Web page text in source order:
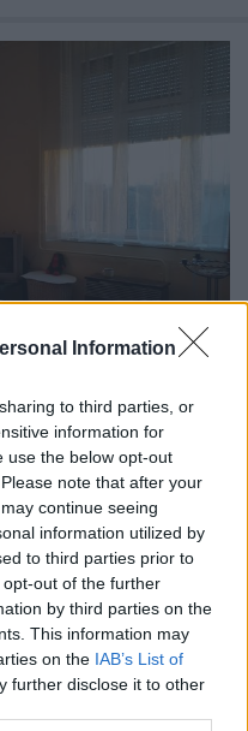
Information
to third parties, or
information for
use the below opt-out
note that after your
continue seeing
information utilized by
to third parties prior to
out of the further
by third parties on the
This information may
on the IAB’s List of
further disclose it to other
vagy
lakáskiadás terén -
majd azt
albérlet nincs,
annál többet nem
egy ingatlan
a kereslet ma sokkal